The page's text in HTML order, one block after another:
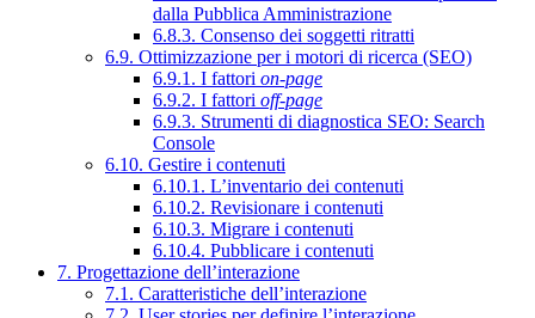
dalla Pubblica Amministrazione
6.8.3. Consenso dei soggetti ritratti
6.9. Ottimizzazione per i motori di ricerca (SEO)
6.9.1. I fattori on-page
6.9.2. I fattori off-page
6.9.3. Strumenti di diagnostica SEO: Search
Console
6.10. Gestire i contenuti
6.10.1. L’inventario dei contenuti
6.10.2. Revisionare i contenuti
6.10.3. Migrare i contenuti
6.10.4. Pubblicare i contenuti
7. Progettazione dell’interazione
7.1. Caratteristiche dell’interazione